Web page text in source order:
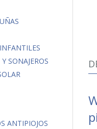
SONAJEROS
ANTIPIOJOS